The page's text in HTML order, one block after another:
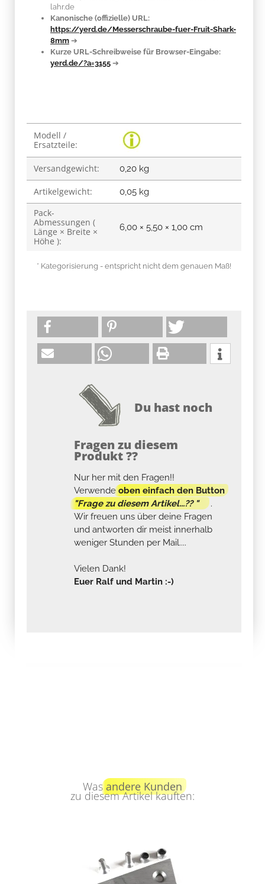
lahr.de
Kanonische (offizielle) URL:
https://yerd.de/Messerschraube-fuer-Fruit-Shark-
8mm ➔
Kurze URL-Schreibweise für Browser-Eingabe:
yerd.de/?a=3155 ➔
Produkteigenschaft
Wert
Modell /
Ersatzteile:
Versandgewicht: 0,20 kg
Artikelgewicht: 0,05 kg
Pack-
Abmessungen (
Länge × Breite ×
Höhe ):
6,00 × 5,50 × 1,00 cm
* Kategorisierung - entspricht nicht dem genauen Maß!
Du hast noch
Fragen zu diesem
Produkt ??
Nur her mit den Fragen!!
Verwendeoben einfach den Button
"Frage zu diesem Artikel...?? "
.
Wir freuen uns über deine Fragen
und antworten dir meist innerhalb
weniger Stunden per Mail....
Vielen Dank!
Euer Ralf und Martin :-)
Wasandere Kunden
zu diesem Artikel kauften: